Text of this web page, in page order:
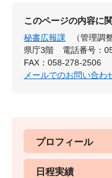
このページの内容に
秘書広報課
（管理調
県庁3階
電話番号：
FAX：058-278-2506
メールでのお問い合わ
プロフィール
日程実績